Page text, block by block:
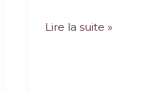
Ados
Lire la suite »